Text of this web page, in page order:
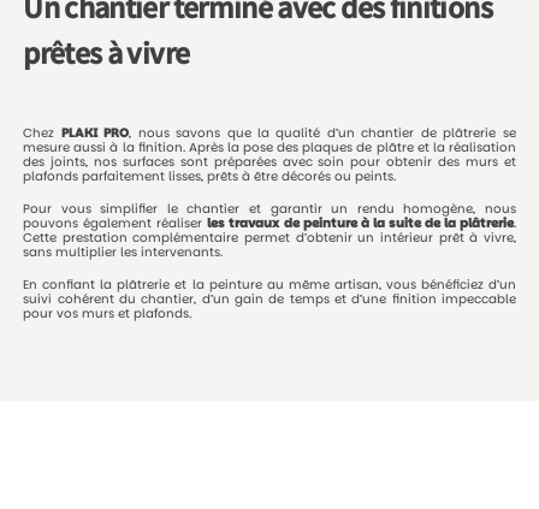
Un chantier terminé avec des finitions
prêtes à vivre
Chez PLAKIPRO, noussavons que laqualité d’unchantier deplâtrerie se
mesureaussià la finition. Après laposedesplaquesde plâtre et la réalisation
desjoints, nos surfaces sont préparées avecsoinpourobtenirdes murs et
plafondsparfaitementlisses,prêtsàêtredécorésoupeints.
Pour voussimplifier lechantier et garantirun renduhomogène, nous
pouvonségalementréaliserlestravaux depeintureà la suitedela plâtrerie.
Cette prestationcomplémentairepermet d’obtenirun intérieur prêtà vivre,
sansmultiplierlesintervenants.
Enconfiantlaplâtrerieet la peinture au même artisan, vous bénéficiez d’un
suivi cohérent duchantier, d’un gainde temps etd’une finition impeccable
pourvosmursetplafonds.